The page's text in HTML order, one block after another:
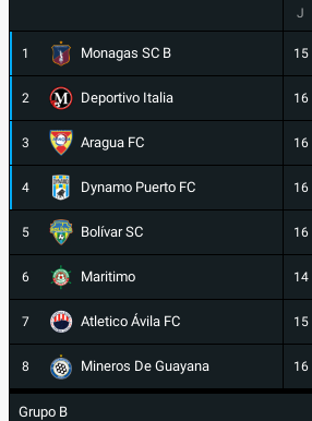
J
1 Monagas SC B 15
2 Deportivo Italia 16
3 Aragua FC 16
4 Dynamo Puerto FC 16
5 Bolívar SC 16
6 Maritimo 14
7 Atletico Ávila FC 15
8 Mineros De Guayana 16
Grupo B